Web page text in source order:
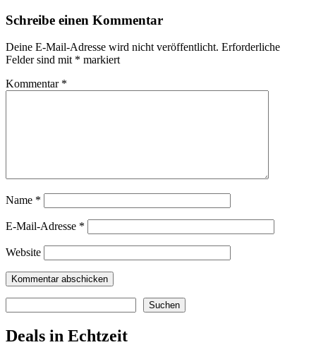
Schreibe einen Kommentar
Deine E-Mail-Adresse wird nicht veröffentlicht. Erforderliche
Felder sind mit * markiert
Kommentar *
Name *
E-Mail-Adresse *
Website
Suchen
Deals in Echtzeit